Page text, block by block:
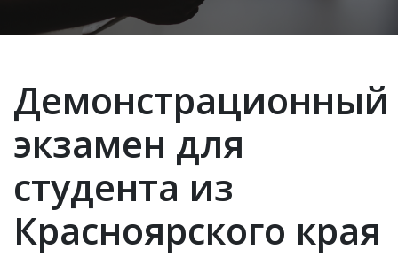
Демонстрационный
экзамен для
студента из
Красноярского края